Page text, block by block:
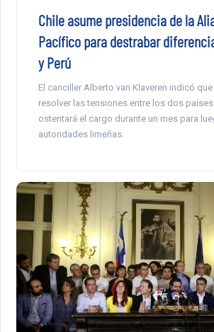
Chile asume presidencia de la
Pacífico para destrabar
y Perú
El canciller Alberto van Klaveren indicó
resolver las tensiones entre los dos
ostentará el cargo durante un mes para
autoridades limeñas.